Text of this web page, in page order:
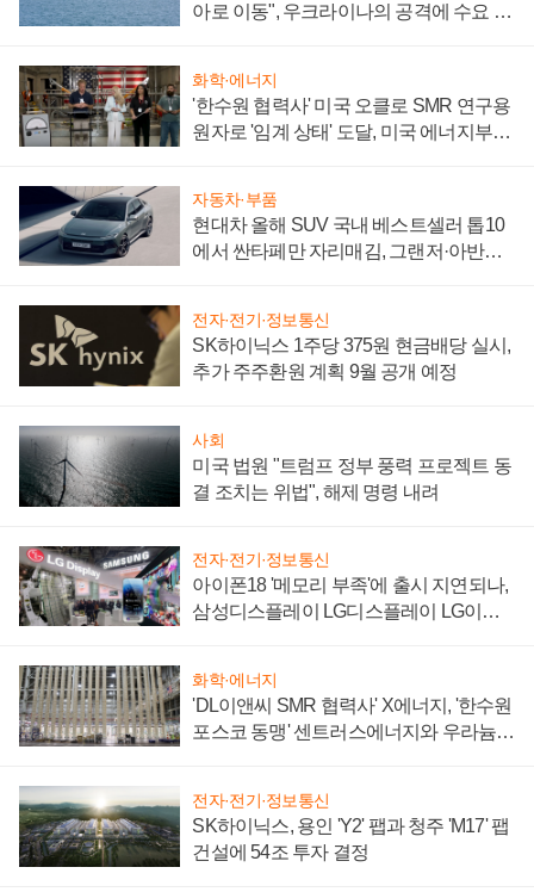
아로 이동", 우크라이나의 공격에 수요 늘
화학·에너지
'한수원 협력사' 미국 오클로 SMR 연구용
원자로 '임계 상태' 도달, 미국 에너지부
자동차·부품
현대차 올해 SUV 국내 베스트셀러 톱10
에서 싼타페만 자리매김, 그랜저·아반떼
전자·전기·정보통신
SK하이닉스 1주당 375원 현금배당 실시,
추가 주주환원 계획 9월 공개 예정
사회
미국 법원 "트럼프 정부 풍력 프로젝트 동
결 조치는 위법", 해제 명령 내려
전자·전기·정보통신
아이폰18 '메모리 부족'에 출시 지연되나,
삼성디스플레이 LG디스플레이 LG이노
화학·에너지
'DL이앤씨 SMR 협력사' X에너지, '한수원
포스코 동맹' 센트러스에너지와 우라늄
전자·전기·정보통신
SK하이닉스, 용인 'Y2' 팹과 청주 'M17' 팹
건설에 54조 투자 결정